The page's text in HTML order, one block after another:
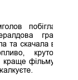
побігла
гра.
та скачала в
круто,
краще фільму,